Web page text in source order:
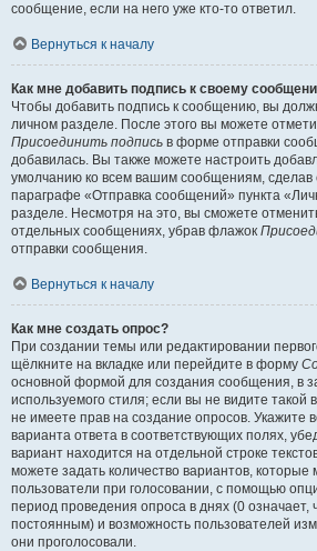
сообщение, если на него уже кто-то ответил.
Вернуться к началу
Как мне добавить подпись к своему
Чтобы добавить подпись к сообщению, вы
личном разделе. После этого вы можете
Присоединить подпись в форме отправки
добавилась. Вы также можете настроить
умолчанию ко всем вашим сообщениям, сделав
параграфе «Отправка сообщений» пункта
разделе. Несмотря на это, вы сможете
отдельных сообщениях, убрав флажок
отправки сообщения.
Вернуться к началу
Как мне создать опрос?
При создании темы или редактировании
щёлкните на вкладке или перейдите в форму
основной формой для создания сообщения, в
используемого стиля; если вы не видите
не имеете прав на создание опросов. Укажите
варианта ответа в соответствующих полях,
вариант находится на отдельной строке
можете задать количество вариантов, которые
пользователи при голосовании, с помощью
период проведения опроса в днях (0 означает,
постоянным) и возможность пользователей
они проголосовали.